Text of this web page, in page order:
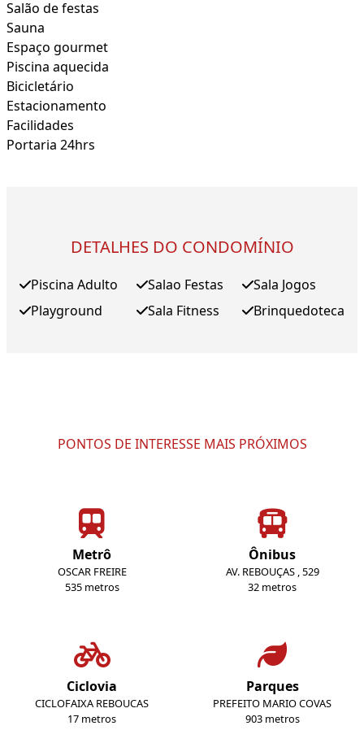
Salão de festas
Sauna
Espaço gourmet
Piscina aquecida
Bicicletário
Estacionamento
Facilidades
Portaria 24hrs
DETALHES DO CONDOMÍNIO
Piscina Adulto
Playground
Salao Festas
Sala Fitness
Sala Jogos
Brinquedoteca
PONTOS DE INTERESSE MAIS PRÓXIMOS
Metrô
OSCAR FREIRE
535 metros
Ônibus
AV. REBOUÇAS , 529
32 metros
Ciclovia
CICLOFAIXA REBOUCAS
17 metros
Parques
PREFEITO MARIO COVAS
903 metros